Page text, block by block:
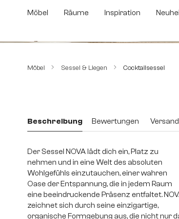
Hauptinhalt springen
Zur Suche springen
Zur Hauptnavigation springen
Möbel Räume Inspiration
Möbel Sessel & Liegen Cocktailsessel
Beschreibung Bewertungen Versand
Der Sessel NOVA lädt dich ein, Platz zu
nehmen und in eine Welt des absoluten
Wohlgefühls einzutauchen, einer wahren
Oase der Entspannung, die in jedem Raum
eine beeindruckende Präsenz entfaltet.
zeichnet sich durch seine einzigartige,
organische Formgebung aus, die nicht nur